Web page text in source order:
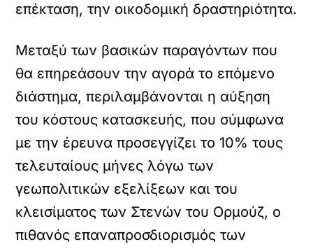
επέκταση, την οικοδομική δραστηριότητα.
Μεταξύ των βασικών παραγόντων που
θα επηρεάσουν την αγορά το επόμενο
διάστημα, περιλαμβάνονται η αύξηση
του κόστους κατασκευής, που σύμφωνα
με την έρευνα προσεγγίζει το 10% τους
τελευταίους μήνες λόγω των
γεωπολιτικών εξελίξεων και του
κλεισίματος των Στενών του Ορμούζ, ο
πιθανός επαναπροσδιορισμός των